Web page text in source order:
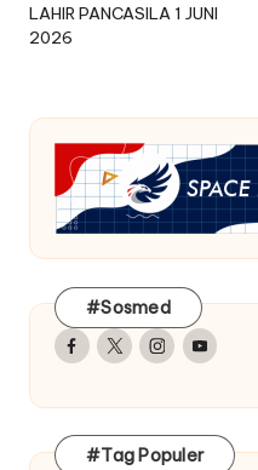
LAHIR PANCASILA 1 JUNI
2026
#Sosmed
Facebook
TwitterInstagram
Youtube
#Tag Populer